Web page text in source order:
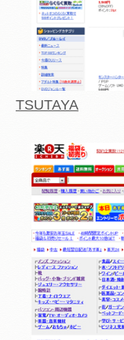
TSUTAYA